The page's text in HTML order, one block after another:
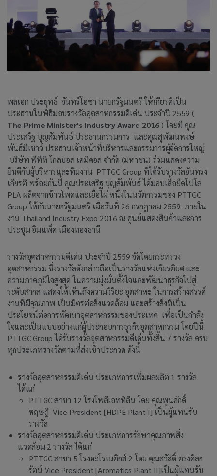
พลเอก ประยุทธ์ จันทร์โอชา นายกรัฐมนตรี ให้เกียรติเป็น
ประธานในพิธีมอบรางวัลอุตสาหกรรมดีเด่น ประจำปี 2559 (
The Prime Minister's Industry Award 2016 ) โดยมี คุณ
ประเสริฐ บุญสัมพันธ์ ประธานกรรมการ และคุณสุพัฒนพงษ์
พันธ์มีเชาว์ ประธานเจ้าหน้าที่บริหารและกรรมการผู้จัดการใหญ่
บริษัท พีทีที โกลบอล เคมิคอล จำกัด (มหาชน) ร่วมแสดงความ
ยินดีกับผู้บริหารและทีมงาน PTTGC Group ที่ได้รับรางวัลอันทรง
เกียรติ พร้อมกันนี้ คุณประเสริฐ บุญสัมพันธ์ ได้มอบเสื้อยืดโปโล
PLA ผลิตจากข้าวโพดและเยื่อไผ่ หนึ่งในนวัตกรรมของ PTTGC
Group ให้กับนายกรัฐมนตรี เมื่อวันที่ 26 กรกฎาคม 2559 ภายใน
งาน Thailand Industry Expo 2016 ณ ศูนย์แสดงสินค้าและการ
ประชุม อิมแพ็ค เมืองทองธานี
รางวัลอุตสาหกรรมดีเด่น ประจำปี 2559 จัดโดยกระทรวง
อุตสาหกรรม ซึ่งรางวัลดังกล่าวถือเป็นรางวัลแห่งเกียรติยศ และ
ความภาคภูมิใจสูงสุด ในความมุ่งมั่นตั้งใจและพัฒนาธุรกิจไปสู่
ระดับสากล แสดงให้เห็นถึงความวิริยะ อุตสาหะ ในการสร้างสรรค์
งานที่มีคุณภาพ เป็นมิตรต่อสิ่งแวดล้อม และสร้างสิ่งที่เป็น
ประโยชน์ต่อการพัฒนาอุตสาหกรรมของประเทศ เพื่อเป็นกำลัง
ใจและเป็นแบบอย่างแก่ผู้ประกอบการธุรกิจอุตสาหกรรม โดยปีนี้
PTTGC Group ได้รับรางวัลอุตสาหกรรมดีเด่นทั้งสิ้น 7 รางวัล ครบ
ทุกประเภทรางวัลตามที่ส่งเข้าประกวด ดังนี้
รางวัลอุตสาหกรรมดีเด่น ประเภทการเพิ่มผลผลิต 1 รางวัล
ได้แก่
PTTGC สาขา 12 โรงโพลีเอททิลีน โดย คุณพูนศักดิ์
หฤษฎี Vice President [HDPE Plant I] เป็นผู้แทนรับ
รางวัล
รางวัลอุตสาหกรรมดีเด่น ประเภทการรักษาคุณภาพสิ่ง
แวดล้อม 2 รางวัล ได้แก่
PTTGC สาขา 5 โรงอะโรเมติกส์ 2 โดย คุณสวัสดิ์ ตรงดิลก
รัตน์ Vice President [Aromatics Plant II]เป็นผู้แทนรับ